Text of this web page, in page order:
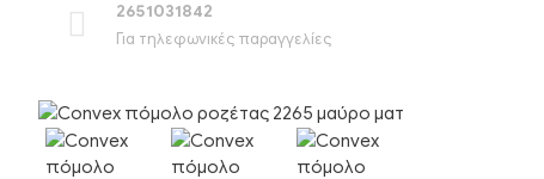
2651031842
Για τηλεφωνικές παραγγελίες